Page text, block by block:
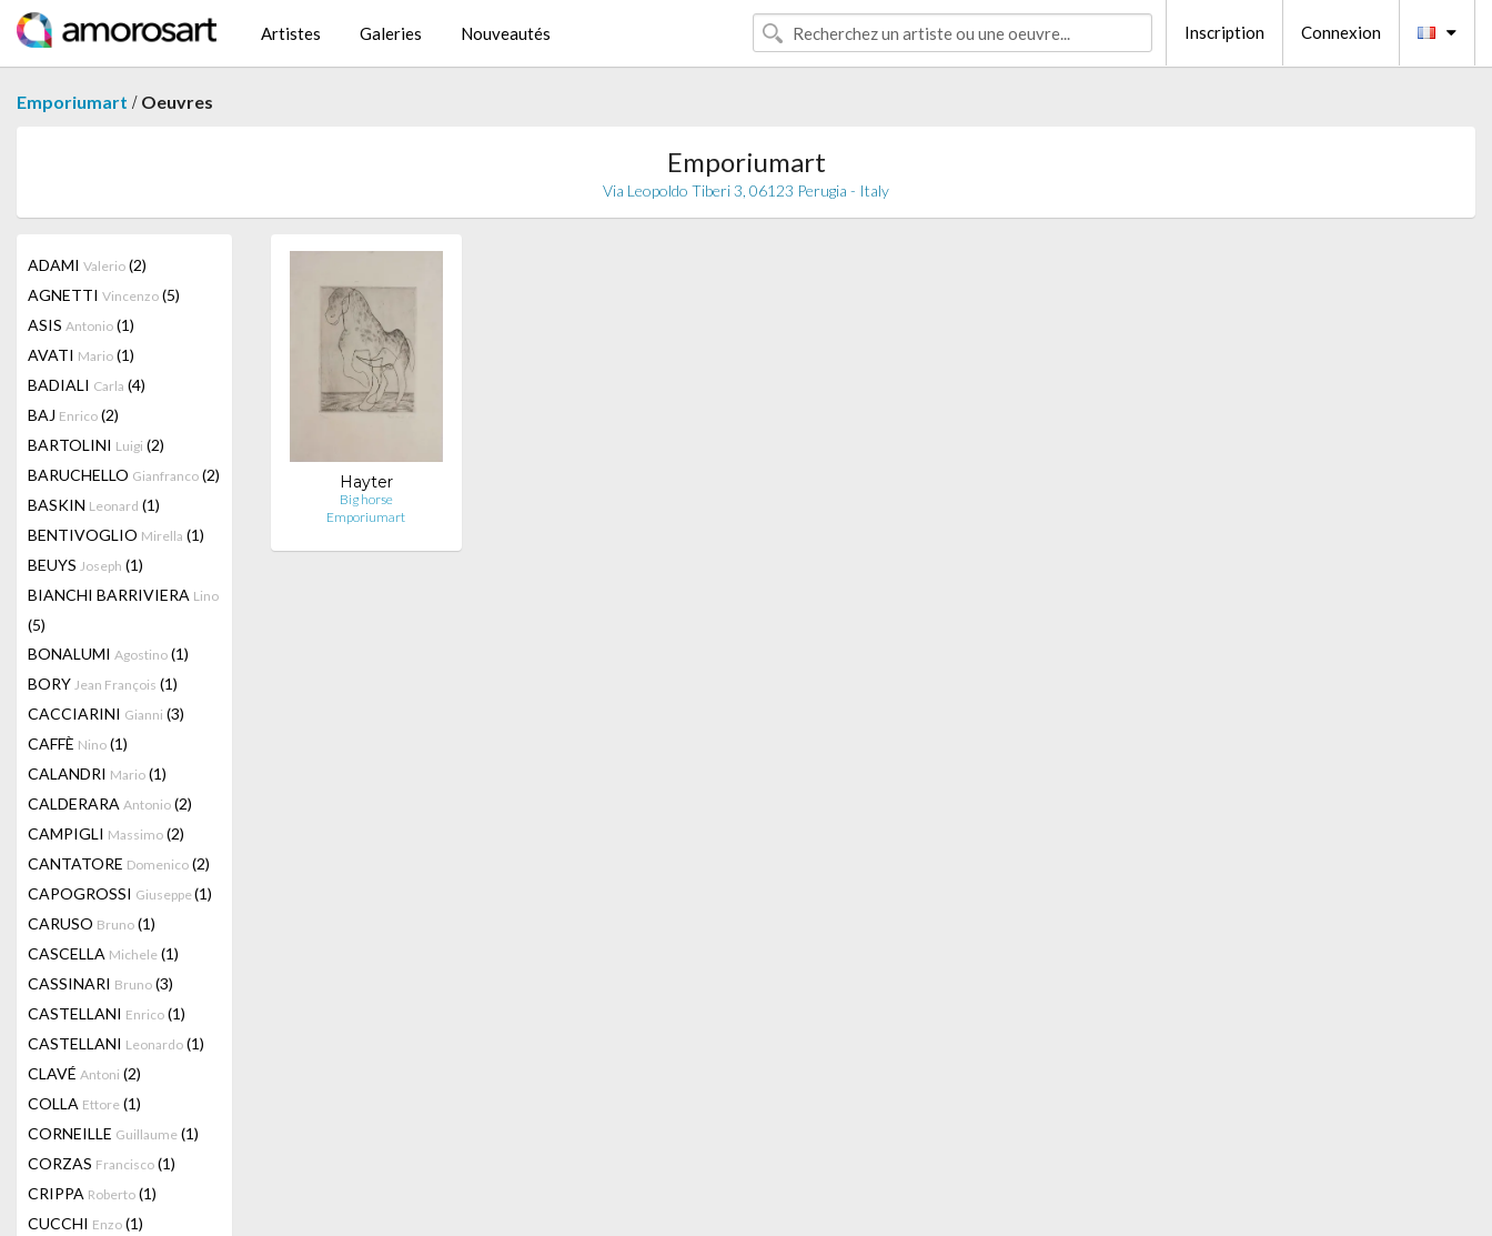
Artistes Galeries Nouveautés Inscription Connexion
Emporiumart / Oeuvres
Emporiumart
Via Leopoldo Tiberi 3, 06123 Perugia - Italy
ADAMI Valerio (2)
AGNETTI Vincenzo (5)
ASIS Antonio (1)
AVATI Mario (1)
BADIALI Carla (4)
BAJ Enrico (2)
BARTOLINI Luigi (2)
BARUCHELLO Gianfranco (2)
BASKIN Leonard (1)
BENTIVOGLIO Mirella (1)
BEUYS Joseph (1)
BIANCHI BARRIVIERA Lino
(5)
BONALUMI Agostino (1)
BORY Jean François (1)
CACCIARINI Gianni (3)
CAFFÈ Nino (1)
CALANDRI Mario (1)
CALDERARA Antonio (2)
CAMPIGLI Massimo (2)
CANTATORE Domenico (2)
CAPOGROSSI Giuseppe(1)
CARUSO Bruno (1)
CASCELLA Michele (1)
CASSINARI Bruno (3)
CASTELLANI Enrico (1)
CASTELLANI Leonardo (1)
CLAVÉ Antoni (2)
COLLA Ettore (1)
CORNEILLE Guillaume (1)
CORZAS Francisco (1)
CRIPPA Roberto (1)
CUCCHI Enzo (1)
Hayter
Big horse
Emporiumart